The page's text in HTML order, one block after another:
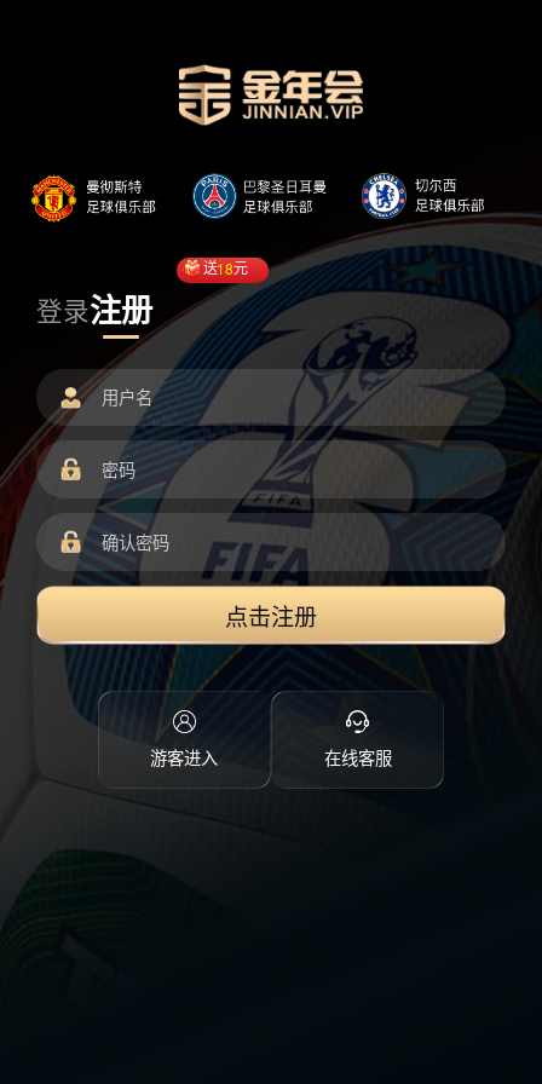
登录注册
送18元
点击注册
游客进入 在线客服